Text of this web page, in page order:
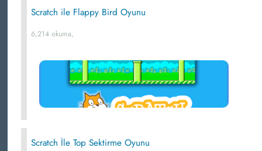
Scratch ile Flappy Bird Oyunu
6,214 okuma,
Scratch İle Top Sektirme Oyunu